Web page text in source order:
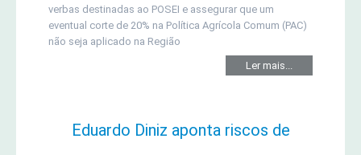
verbas destinadas ao POSEI e assegurar que um
eventual corte de 20% na Política Agrícola Comum (PAC)
não seja aplicado na Região
Ler mais...
Eduardo Diniz aponta riscos de